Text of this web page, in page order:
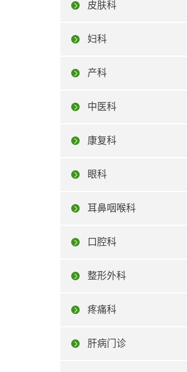
皮肤科
妇科
产科
中医科
康复科
眼科
耳鼻咽喉科
口腔科
整形外科
疼痛科
肝病门诊